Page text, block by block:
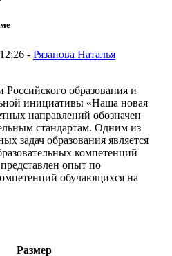
- Рязанова Наталья
образования и
инициативы «Наша новая
направлений обозначен
стандартам. Одним из
задач образования является
компетенций
опыт по
обучающихся на
Размер